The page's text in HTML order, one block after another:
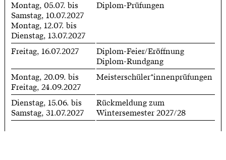
Montag, 05.07. bis
Samstag, 10.07.2027
Montag, 12.07. bis
Dienstag, 13.07.2027
Diplom-Prüfungen
Freitag, 16.07.2027
Diplom-Feier/Eröffnung
Diplom-Rundgang
Montag, 20.09. bis
Freitag, 24.09.2027
Meisterschüler*innenprüfungen
Dienstag, 15.06. bis
Samstag, 31.07.2027
Rückmeldung zum
Wintersemester 2027/28